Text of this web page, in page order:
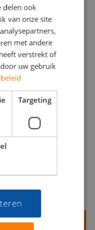
je
Benno staat
delen ook
van onze site
met andere
verstrekt of
uw gebruik
Targeting